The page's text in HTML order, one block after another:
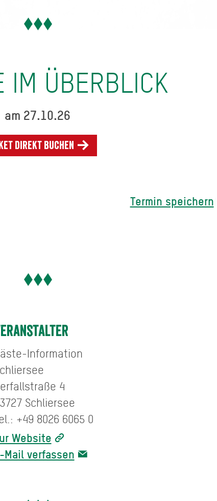
IM ÜBERBLICK
am 27.10.26
direkt buchen
Termin speichern
Information
4
Schliersee
+49 8026 6065 0
Website
Mail verfassen